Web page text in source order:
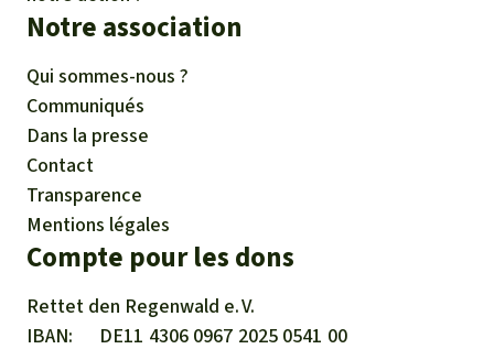
Notre association
Qui sommes-nous ?
Communiqués
Dans la presse
Contact
Transparence
Mentions légales
Compte pour les dons
Rettet den Regenwald e. V.
IBAN
DE11 4306 0967 2025 0541 00